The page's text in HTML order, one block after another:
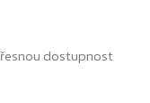
dostupnost